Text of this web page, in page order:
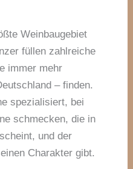
Weinbaugebiet
füllen zahlreiche
immer mehr
– finden.
spezialisiert, bei
schmecken, die in
und der
Charakter gibt.